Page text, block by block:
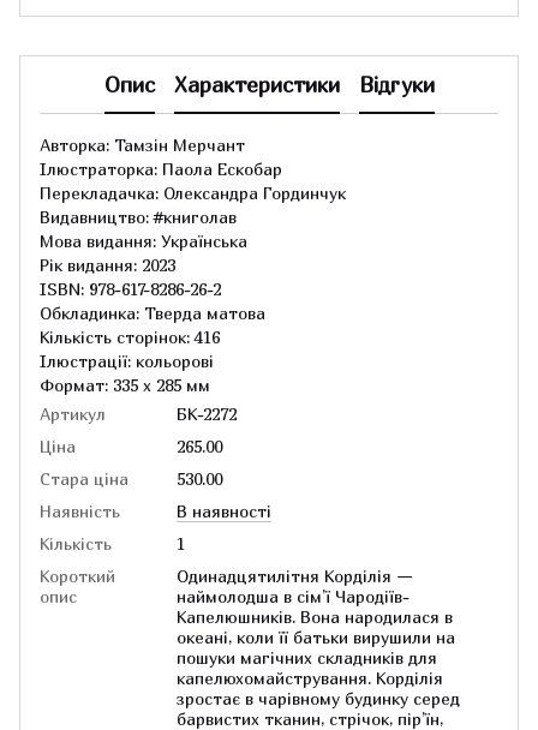
Опис Характеристики Відгуки
Авторка: Тамзін Мерчант
Ілюстраторка: Паола Ескобар
Перекладачка: Олександра Гординчук
Видавництво: #книголав
Мова видання: Українська
Рік видання: 2023
ISBN: 978-617-8286-26-2
Обкладинка: Тверда матова
Кількість сторінок: 416
Ілюстрації: кольорові
Формат: 335 х 285 мм
Артикул
БК-2272
Ціна
265.00
Стара ціна
530.00
Наявність
В наявності
Кількість
1
Короткий
опис
Одинадцятилітня Корділія —
наймолодша в сім’ї Чародіїв-
Капелюшників. Вона народилася в
океані, коли її батьки вирушили на
пошуки магічних складників для
капелюхомайстрування. Корділія
зростає в чарівному будинку серед
барвистих тканин, стрічок, пір’їн,